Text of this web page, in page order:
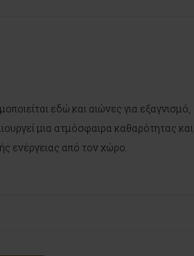
εδώ και αιώνες για εξαγνισμό,
μια ατμόσφαιρα καθαρότητας και
ενέργειας από τον χώρο.